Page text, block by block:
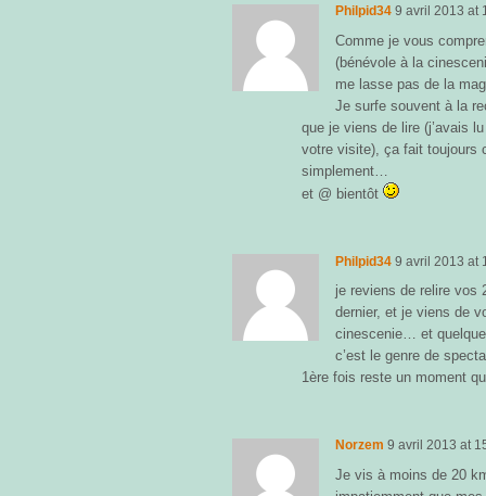
Philpid34 9 avril 2013 at
Comme je vous
(bénévole à la
me lasse pas de la
Je surfe souvent à la
que je viens de lire (j’avais
votre visite), ça fait toujours
simplement…
et @ bientôt
Philpid34 9 avril 2013 at
je reviens de relire vos
dernier, et je viens de
cinescenie… et
c’est le genre de
1ère fois reste un moment
Norzem 9 avril 2013 at
Je vis à moins de 20